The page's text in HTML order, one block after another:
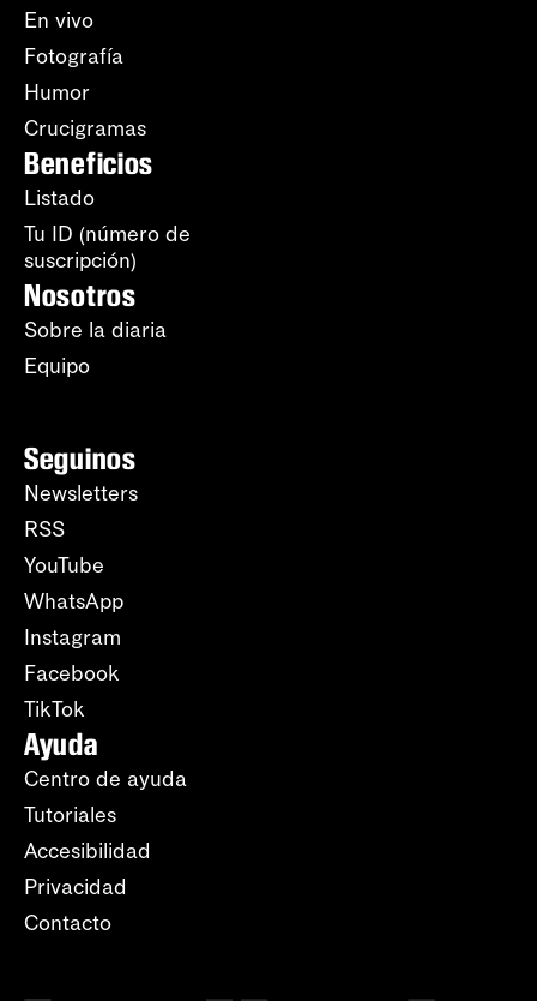
En vivo
Fotografía
Humor
Crucigramas
Beneficios
Listado
Tu ID (número de
suscripción)
Nosotros
Sobre la diaria
Equipo
Seguinos
Newsletters
RSS
YouTube
WhatsApp
Instagram
Facebook
TikTok
Ayuda
Centro de ayuda
Tutoriales
Accesibilidad
Privacidad
Contacto